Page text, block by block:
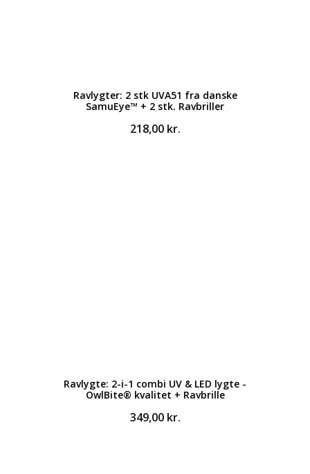
Ravlygter: 2 stk UVA51 fra danske
SamuEye™ + 2 stk. Ravbriller
218,00 kr.
Ravlygte: 2-i-1 combi UV & LED lygte -
OwlBite® kvalitet + Ravbrille
349,00 kr.